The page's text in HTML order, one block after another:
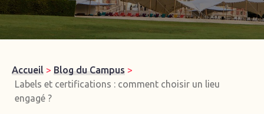
Accueil > Blog du Campus >
Labels et certifications : comment choisir un lieu
engagé ?